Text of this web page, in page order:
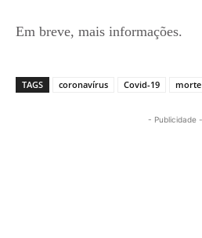
Em breve, mais informações.
TAGS coronavírus Covid-19 morte
- Publicidade -